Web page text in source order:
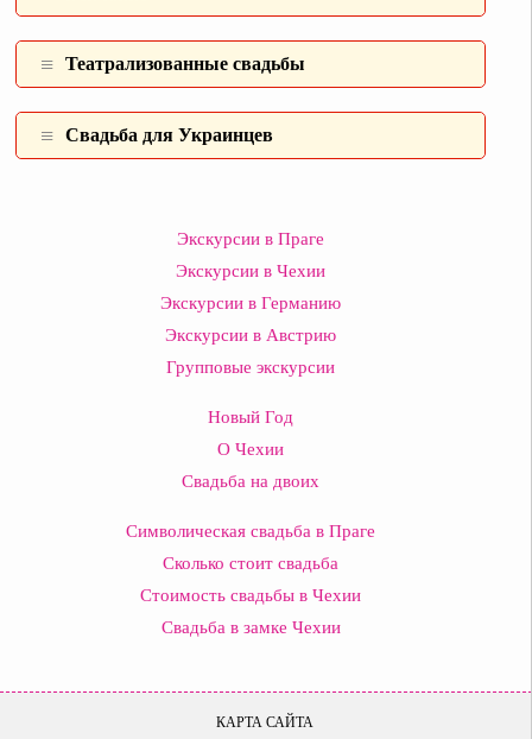
Театрализованные свадьбы
Свадьба для Украинцев
Экскурсии в Праге
Экскурсии в Чехии
Экскурсии в Германию
Экскурсии в Австрию
Групповые экскурсии
Новый Год
О Чехии
Свадьба на двоих
Символическая свадьба в Праге
Сколько стоит свадьба
Стоимость свадьбы в Чехии
Свадьба в замке Чехии
КАРТА САЙТА